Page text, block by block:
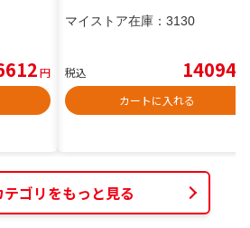
円
マイストア在庫： 3130
税込 14094
カートに入れる
テゴリをもっと見る